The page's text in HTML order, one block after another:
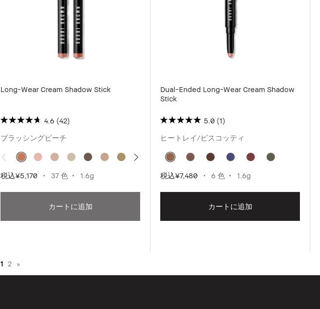
Long-Wear Cream Shadow Stick
4.6 (42)
ブラッシングピーチ
税込¥5,170 37 色 1.6g
カートに追加
Dual-Ended Long-Wear Cream Shadow
Stick
5.0 (1)
ヒートレイ/ビスコッティ
税込¥7,480 6 色 1.6g
カートに追加
1 2 »